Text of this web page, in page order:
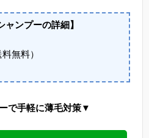
ャンプーの詳細】
無料）
で手軽に薄毛対策▼